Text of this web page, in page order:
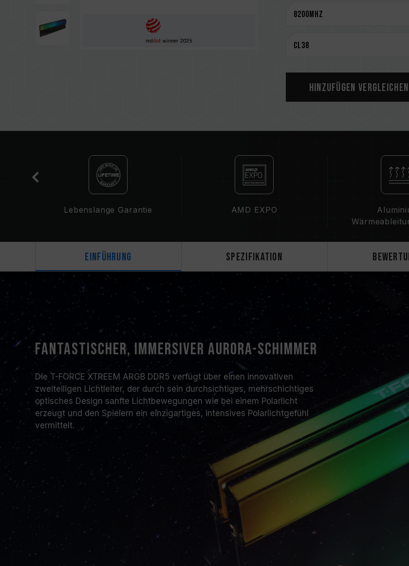
On-Die ECC für ein
(Erfindungspatentnummer in
Innovatives Design der
(Taiwanische Patent:
(Erfindungspatentnummer
CAUTION
„Kompatibilitätsabfrage“.
Bitte prüfen Sie vor dem
Hersteller bereitgestellte
Mischen Sie keine
Kompatibilitätstests
des Systems oder zu
BIOS-Version des
Die endgültige
Einstellungen des Systems
Wenn XMP 3.0 (Intel) oder
der SPD-
niedriger). Dies ist ein
XMP 3.0 / EXPO muss
Hauptplatinen können die
endgültige Betriebsfrequenz
Eine Übertaktung (wie z.
ist nicht Teil des JEDEC-
Falls die Übertaktung zur
BIOS-
Die angegebene Frequenz
Frequenz. Sie wird jedoch
Vergewissern Sie sich,
entsprechenden
andernfalls erreicht der
Übertaktungsfrequenz.
TEAMGROUP-
getestet. Bei Problemen
sich bitte an den jeweiligen
Herstellers.
Hinzufügen Vergleichen
Lebenslange Garantie AMD EXPO
Einführung Spezifikation
Fantastischer, immersiver Aurora-Schimmer
Die T-FORCE XTREEM ARGB DDR5 verfügt über einen innovativen
zweiteiligen Lichtleiter, der durch sein durchsichtiges, mehrschichtiges
optisches Design sanfte Lichtbewegungen wie bei einem Polarlicht
erzeugt und den Spielern ein einzigartiges, intensives Polarlichtgefühl
vermittelt.